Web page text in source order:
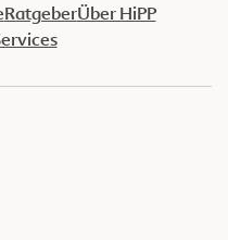
RatgeberÜber HiPP